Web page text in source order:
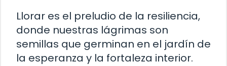
Llorar es el preludio de la resiliencia,
donde nuestras lágrimas son
semillas que germinan en el jardín de
la esperanza y la fortaleza interior.